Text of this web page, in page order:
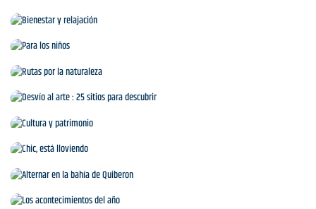
Actividades deportivas y de ocio
Rutas por la naturaleza
Desvío al arte : 25 sitios para descubrir
Chic, está lloviendo
Alternar en la bahía de Quiberon